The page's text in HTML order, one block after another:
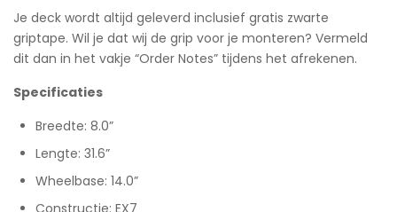
Je deck wordt altijd geleverd inclusief gratis zwarte
griptape. Wil je dat wij de grip voor je monteren? Vermeld
dit dan in het vakje “Order Notes” tijdens het afrekenen.
Specificaties
Breedte: 8.0”
Lengte: 31.6”
Wheelbase: 14.0”